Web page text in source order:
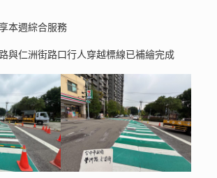
本週綜合服務
與仁洲街路口行人穿越標線已補繪完成